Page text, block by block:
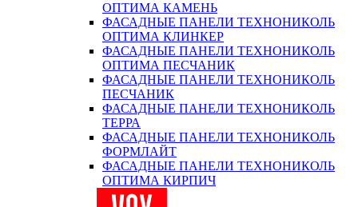
ОПТИМА КАМЕНЬ
ФАСАДНЫЕ ПАНЕЛИ ТЕХНОНИКОЛЬ
ОПТИМА КЛИНКЕР
ФАСАДНЫЕ ПАНЕЛИ ТЕХНОНИКОЛЬ
ОПТИМА ПЕСЧАНИК
ФАСАДНЫЕ ПАНЕЛИ ТЕХНОНИКОЛЬ
ПЕСЧАНИК
ФАСАДНЫЕ ПАНЕЛИ ТЕХНОНИКОЛЬ
ТЕРРА
ФАСАДНЫЕ ПАНЕЛИ ТЕХНОНИКОЛЬ
ФОРМЛАЙТ
ФАСАДНЫЕ ПАНЕЛИ ТЕХНОНИКОЛЬ
ОПТИМА КИРПИЧ